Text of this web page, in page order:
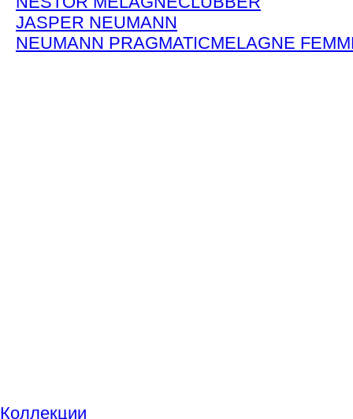
JASPER NEUMANN
NEUMANN PRAGMATICMELAGNE
Коллекции